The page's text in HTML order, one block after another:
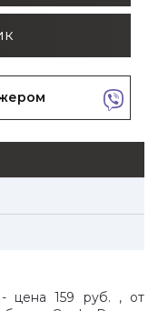
цена 159 руб. , от